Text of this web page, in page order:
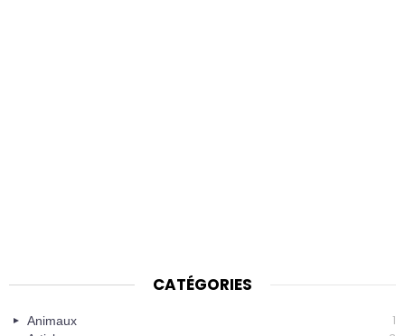
CATÉGORIES
Animaux 1